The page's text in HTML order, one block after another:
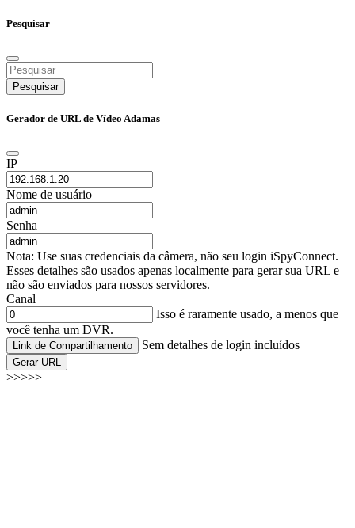
Pesquisar
Pesquisar
Gerador de URL de Vídeo Adamas
IP
Nome de usuário
Senha
Nota: Use suas credenciais da câmera, não seu login iSpyConnect.
Esses detalhes são usados apenas localmente para gerar sua URL e
não são enviados para nossos servidores.
Canal
Isso é raramente usado, a menos que
você tenha um DVR.
Link de Compartilhamento Sem detalhes de login incluídos
Gerar URL
>>>>>